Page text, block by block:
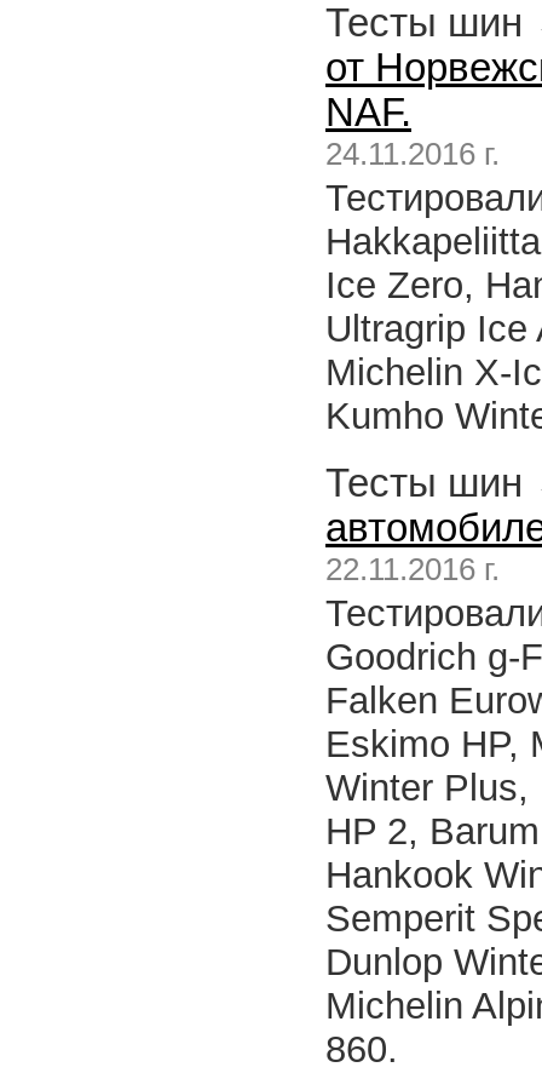
Тесты
от
NAF.
24.11.2016 г.
Ice Zero,
Ultragrip Ice
Michelin X-
Kumho
Тесты
22.11.2016 г.
Goodrich g-
Falken
Eskimo HP,
Winter Plus,
HP 2,
Hankook
Semperit
Dunlop
Michelin
860.